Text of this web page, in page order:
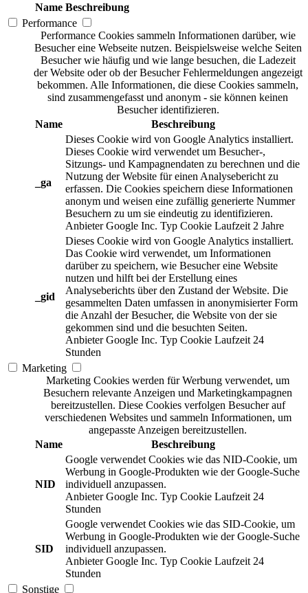
Name Beschreibung
Performance
Performance Cookies sammeln Informationen darüber, wie
Besucher eine Webseite nutzen. Beispielsweise welche Seiten
Besucher wie häufig und wie lange besuchen, die Ladezeit
der Website oder ob der Besucher Fehlermeldungen angezeigt
bekommen. Alle Informationen, die diese Cookies sammeln,
sind zusammengefasst und anonym - sie können keinen
Besucher identifizieren.
Name
Beschreibung
_ga
Dieses Cookie wird von Google Analytics installiert.
Dieses Cookie wird verwendet um Besucher-,
Sitzungs- und Kampagnendaten zu berechnen und die
Nutzung der Website für einen Analysebericht zu
erfassen. Die Cookies speichern diese Informationen
anonym und weisen eine zufällig generierte Nummer
Besuchern zu um sie eindeutig zu identifizieren.
Anbieter Google Inc. Typ Cookie Laufzeit 2 Jahre
_gid
Dieses Cookie wird von Google Analytics installiert.
Das Cookie wird verwendet, um Informationen
darüber zu speichern, wie Besucher eine Website
nutzen und hilft bei der Erstellung eines
Analyseberichts über den Zustand der Website. Die
gesammelten Daten umfassen in anonymisierter Form
die Anzahl der Besucher, die Website von der sie
gekommen sind und die besuchten Seiten.
Anbieter Google Inc. Typ Cookie Laufzeit 24
Stunden
Marketing
Marketing Cookies werden für Werbung verwendet, um
Besuchern relevante Anzeigen und Marketingkampagnen
bereitzustellen. Diese Cookies verfolgen Besucher auf
verschiedenen Websites und sammeln Informationen, um
angepasste Anzeigen bereitzustellen.
Name
Beschreibung
NID
Google verwendet Cookies wie das NID-Cookie, um
Werbung in Google-Produkten wie der Google-Suche
individuell anzupassen.
Anbieter Google Inc. Typ Cookie Laufzeit 24
Stunden
SID
Google verwendet Cookies wie das SID-Cookie, um
Werbung in Google-Produkten wie der Google-Suche
individuell anzupassen.
Anbieter Google Inc. Typ Cookie Laufzeit 24
Stunden
Sonstige